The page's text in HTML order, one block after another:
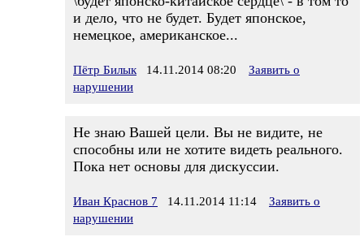
и дело, что не будет. Будет японское,
немецкое, американское...
Пётр Билык 14.11.2014 08:20
Заявить о
нарушении
Не знаю Вашей цели. Вы не видите, не
способны или не хотите видеть реального.
Пока нет основы для дискуссии.
Иван Краснов 7 14.11.2014 11:14
Заявить о
нарушении